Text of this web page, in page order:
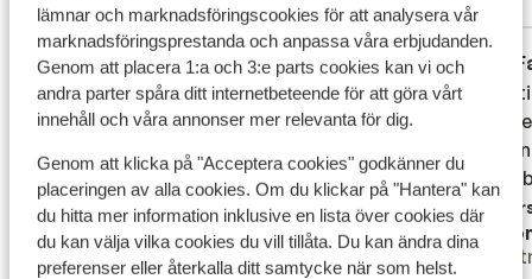
lämnar och marknadsföringscookies för att analysera vår
marknadsföringsprestanda och anpassa våra erbjudanden.
Genom att placera 1:a och 3:e parts cookies kan vi och
andra parter spåra ditt internetbeteende för att göra vårt
innehåll och våra annonser mer relevanta för dig.
Genom att klicka på "Acceptera cookies" godkänner du
placeringen av alla cookies. Om du klickar på "Hantera" kan
du hitta mer information inklusive en lista över cookies där
du kan välja vilka cookies du vill tillåta. Du kan ändra dina
preferenser eller återkalla ditt samtycke när som helst.
Mest bokad av partner
8.0 Fantastisk
för 3 veckor sedan
Interieur gedateerd, schoonmaak wel elke
dag maar mag beter gedaan worden.
Bovenatenste etages het mooiste uitzicht.
Interieur gedateerd, schoonmaak wel elke
dag maar mag beter gedaan worden.
Bovenatenste etages het mooiste uitzicht.
Översätt till svenska
Mark Vroone
Partner
goed
goed